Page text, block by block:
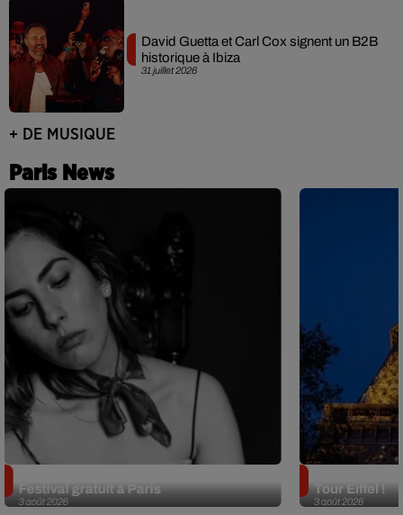
31 juillet 2026
David Guetta et Carl Cox signent un B2B
historique à Ibiza
+ DE MUSIQUE
Paris News
3 août 2026
Festival gratuit à Paris
3 août 2026
Tour Eiffel !